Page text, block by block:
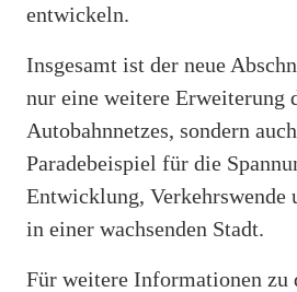
entwickeln.
Insgesamt ist der neue
nur eine weitere Erweiterung
Autobahnnetzes, sondern
Paradebeispiel für die
Entwicklung, Verkehrswende
in einer wachsenden Stadt.
Für weitere Informationen zu